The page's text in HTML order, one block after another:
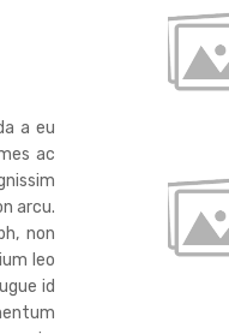
a eu
ac
arcu.
non
leo
id